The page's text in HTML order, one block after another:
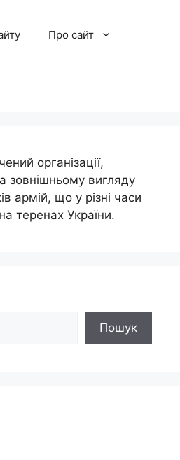
Про сайт
організації,
зовнішньому вигляду
армій, що у різні часи
теренах України.
Пошук